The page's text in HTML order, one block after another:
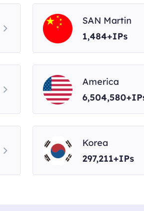
SAN Martin
1,484+IPs
America
Korea
297,211+IPs